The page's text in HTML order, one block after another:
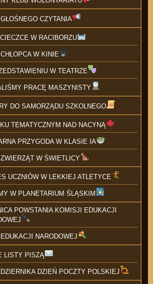
CZYTANIA
W RACIBORZU
W KINIE
W TEATRZE
PRACĘ MASZYNISTY
DO SAMORZĄDU SZKOLNEGO
TEMATYCZNYM NAD NACYNĄ
PRZYGODA W KLASIE IA
W ŚWIETLICY
UCZNIÓW W LEKKIEJ ATLETYCE
W PLANETARIUM ŚLĄSKIM
POWSTANIA KOMISJI EDUKACJI
NARODOWEJ
LISTY PISZĄ
DZIEŃ POCZTY POLSKIEJ